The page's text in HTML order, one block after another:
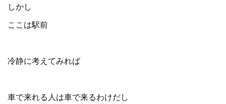
しかし
ここは駅前
冷静に考えてみれば
車で来れる人は車で来るわけだし